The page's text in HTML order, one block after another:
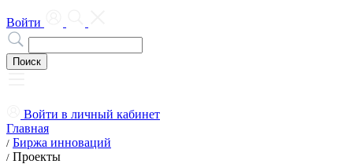
Войти
Войти в личный кабинет
Главная
/ Биржа инноваций
/ Проекты